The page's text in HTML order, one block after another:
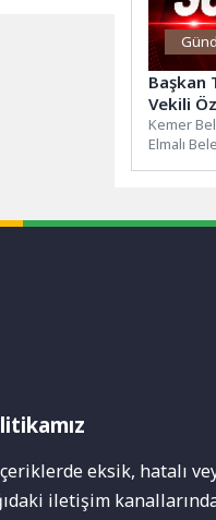
Başkan
Vekili
Kemer
Elmalı
eksik, hatalı
iletişim